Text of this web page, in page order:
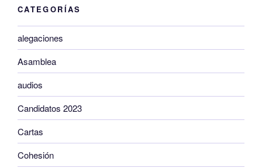
CATEGORÍAS
alegaciones
Asamblea
audios
Candidatos 2023
Cartas
Cohesión